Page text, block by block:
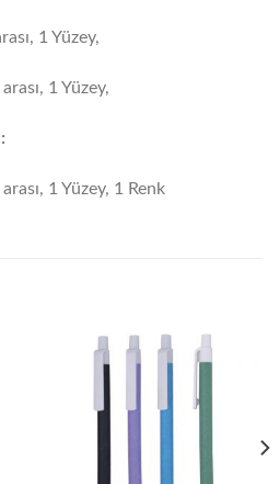
1 Yüzey,
1 Yüzey,
1 Yüzey, 1 Renk